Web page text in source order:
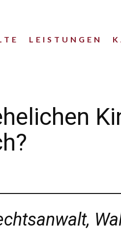
LEISTUNGEN